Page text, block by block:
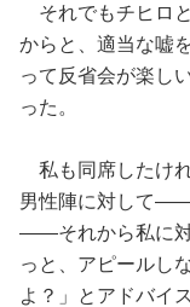
それでもチヒロ
からと、適当な嘘
って反省会が楽し
った。
私も同席したけ
男性陣に対して——
——それから私に対
っと、アピールし
よ？」とアドバイ